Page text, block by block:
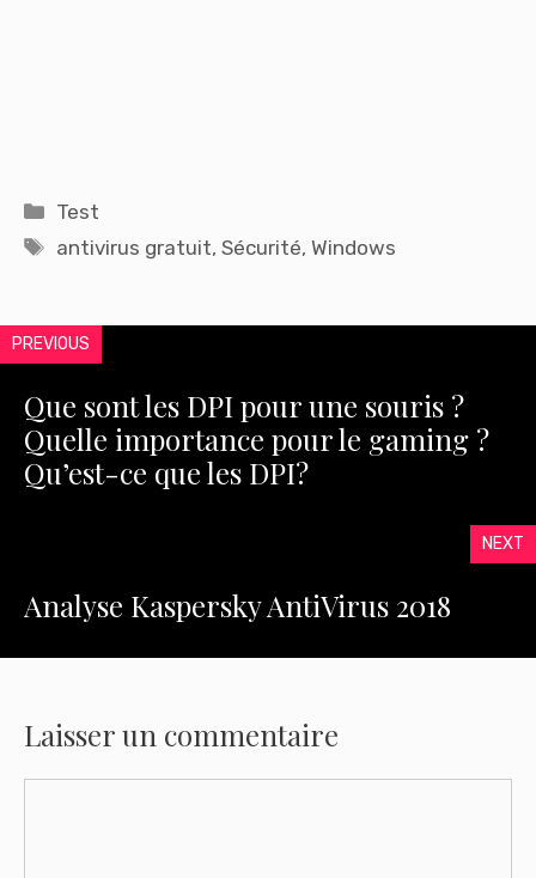
Catégories
Test
Étiquettes
antivirus gratuit,Sécurité,Windows
PREVIOUS
Que sont les DPI pour une souris ?
Quelle importance pour le gaming ?
Qu’est-ce que les DPI?
NEXT
Analyse Kaspersky AntiVirus 2018
Laisser un commentaire